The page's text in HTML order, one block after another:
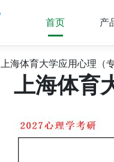
首页 产
上海体育大学应用心理（
上海体育